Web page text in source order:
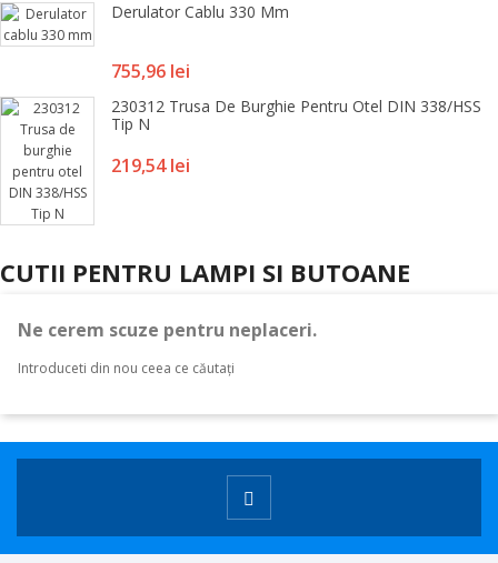
Derulator Cablu 330 Mm
Pret
755,96 lei
230312 Trusa De Burghie Pentru Otel DIN 338/HSS
Tip N
Pret
219,54 lei
CUTII PENTRU LAMPI SI BUTOANE
Ne cerem scuze pentru neplaceri.
Introduceti din nou ceea ce căutați